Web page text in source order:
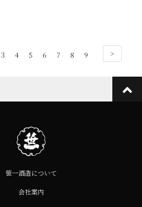
3 4 5 6 7 8 9 >
笹一酒造について
会社案内